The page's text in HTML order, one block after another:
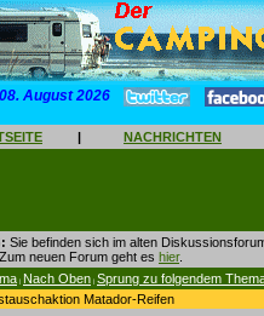
August 2026
| NACHRICHTEN
Sie befinden sich im alten
neuen Forum geht es hier.
| Nach Oben | Sprung zu folgendem
Matador-Reifen